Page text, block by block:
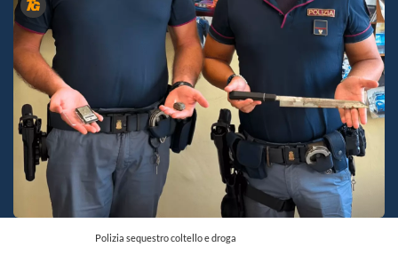
Polizia sequestro coltello e droga